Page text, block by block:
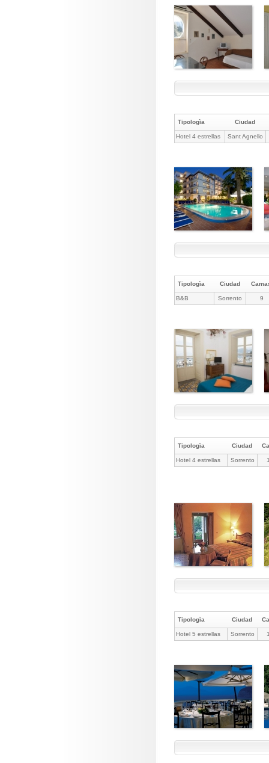
Tipologìa Ciudad
Hotel 4 estrellas Sant Agnello
Tipologìa Ciudad
B&B Sorrento 9
Tipologìa Ciudad
Hotel 4 estrellas Sorrento
Tipologìa Ciudad
Hotel 5 estrellas Sorrento